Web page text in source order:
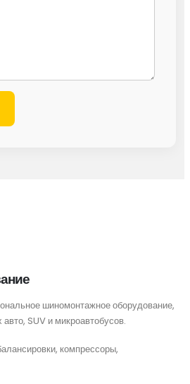
шиномонтажное оборудование,
SUV и микроавтобусов.
компрессоры,